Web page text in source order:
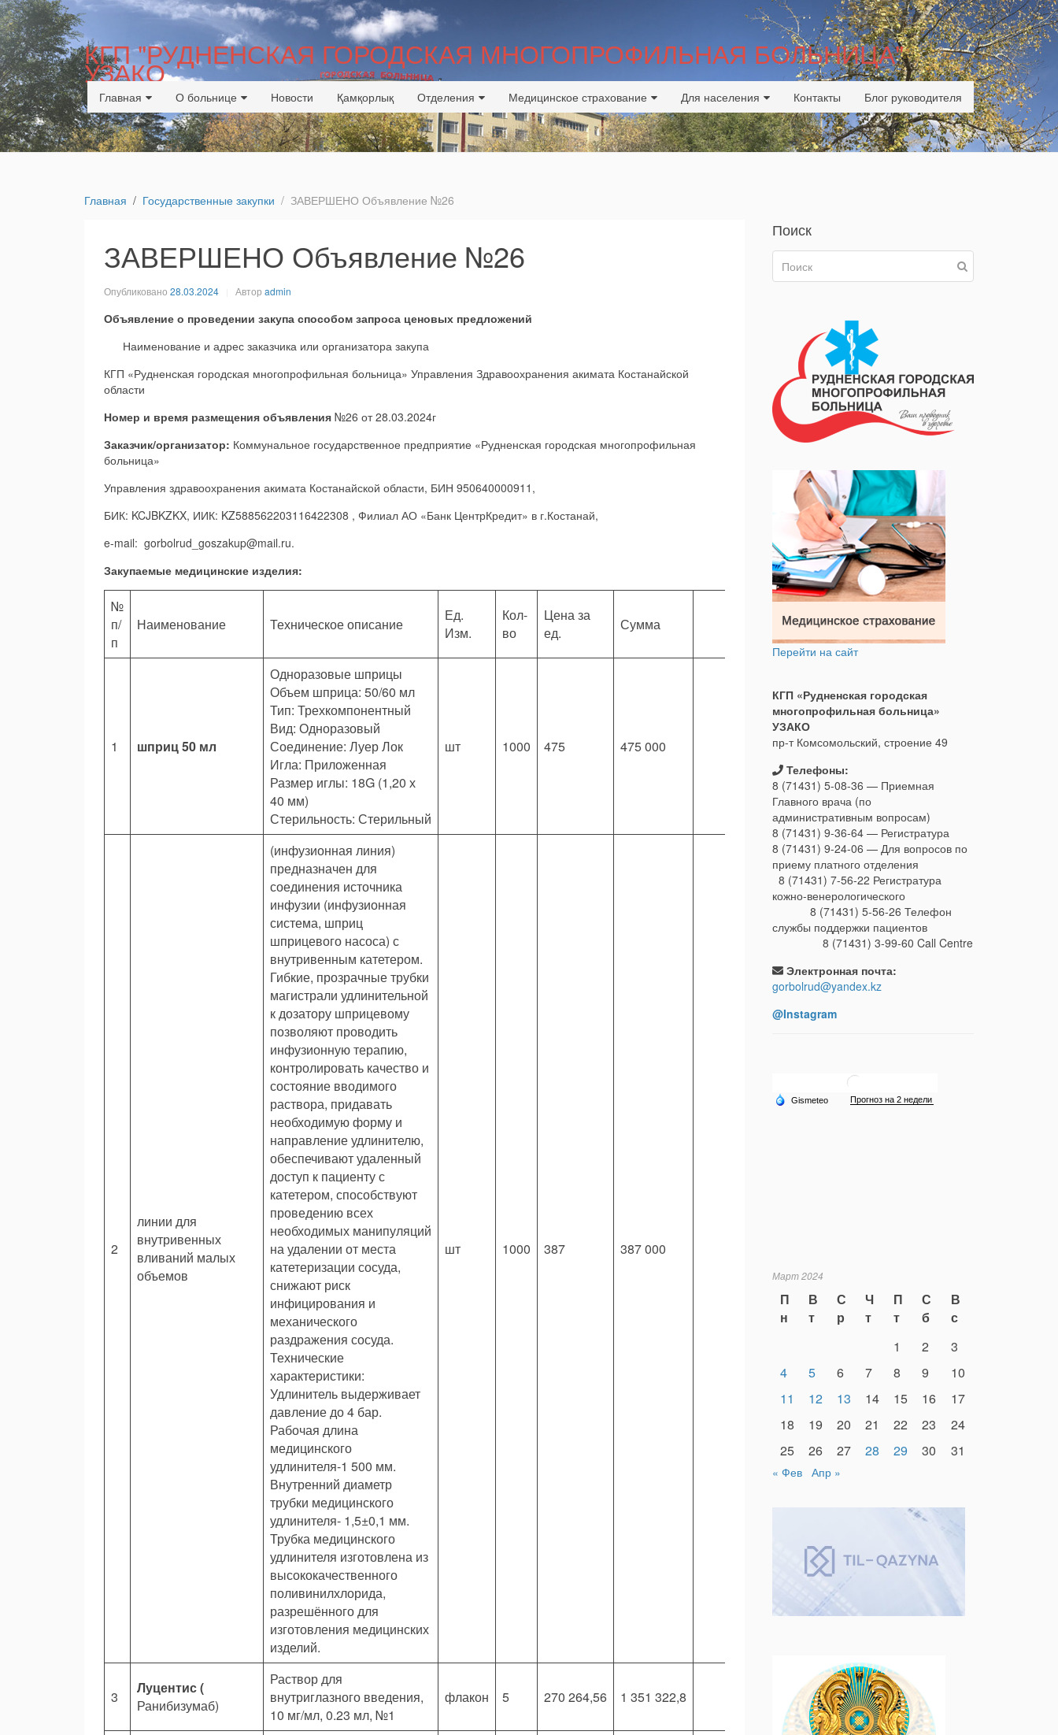
КГП "РУДНЕНСКАЯ ГОРОДСКАЯ МНОГОПРОФИЛЬНАЯ БОЛЬНИЦА"
УЗАКО
Главная О больнице Новости Қамқорлық Отделения Медицинское страхование Для населения Контакты Блог руководителя
Главная Государственные закупки ЗАВЕРШЕНО Объявление №26
ЗАВЕРШЕНО Объявление №26
Опубликовано 28.03.2024 Автор admin
Объявление о проведении закупа способом запроса ценовых предложений
Наименование и адрес заказчика или организатора закупа
КГП «Рудненская городская многопрофильная больница» Управления Здравоохранения акимата Костанайской
области
Номер и время размещения объявления №26 от 28.03.2024г
Заказчик/организатор: Коммунальное государственное предприятие «Рудненская городская многопрофильная
больница»
Управления здравоохранения акимата Костанайской области, БИН 950640000911,
БИК: KCJBKZKX, ИИК: KZ588562203116422308 , Филиал АО «Банк ЦентрКредит» в г.Костанай,
e-mail: gorbolrud_goszakup@mail.ru.
Закупаемые медицинские изделия:
№
п/
п
Наименование Техническое описание
Ед.
Изм.
Кол-
во
Цена за
ед.
Сумма
1 шприц 50 мл
Одноразовые шприцы
Объем шприца: 50/60 мл
Тип: Трехкомпонентный
Вид: Одноразовый
Соединение: Луер Лок
Игла: Приложенная
Размер иглы: 18G (1,20 х
40 мм)
Стерильность: Стерильный
шт 1000 475 475 000
2
линии для
внутривенных
вливаний малых
объемов
(инфузионная линия)
предназначен для
соединения источника
инфузии (инфузионная
система, шприц
шприцевого насоса) с
внутривенным катетером.
Гибкие, прозрачные трубки
магистрали удлинительной
к дозатору шприцевому
позволяют проводить
инфузионную терапию,
контролировать качество и
состояние вводимого
раствора, придавать
необходимую форму и
направление удлинителю,
обеспечивают удаленный
доступ к пациенту с
катетером, способствуют
проведению всех
необходимых манипуляций
на удалении от места
катетеризации сосуда,
снижают риск
инфицирования и
механического
раздражения сосуда.
Технические
характеристики:
Удлинитель выдерживает
давление до 4 бар.
Рабочая длина
медицинского
удлинителя-1 500 мм.
Внутренний диаметр
трубки медицинского
удлинителя- 1,5±0,1 мм.
Трубка медицинского
удлинителя изготовлена из
высококачественного
поливинилхлорида,
разрешённого для
изготовления медицинских
изделий.
шт 1000 387 387 000
3
Луцентис(
Ранибизумаб)
Раствор для
внутриглазного введения,
10 мг/мл, 0.23 мл, №1
флакон 5 270 264,56 1 351 322,8
Поиск
Перейти на сайт
КГП «Рудненская городская
многопрофильная больница»
УЗАКО
пр-т Комсомольский, строение 49
Телефоны:
8 (71431) 5-08-36 — Приемная
Главного врача (по
административным вопросам)
8 (71431) 9-36-64 — Регистратура
8 (71431) 9-24-06 — Для вопросов по
приему платного отделения
8 (71431) 7-56-22 Регистратура
кожно-венерологического
8 (71431) 5-56-26 Телефон
службы поддержки пациентов
8 (71431) 3-99-60 Call Centre
Электронная почта:
gorbolrud@yandex.kz
@Instagram
Март 2024
П
н
В
т
С
р
Ч
т
П
т
С
б
В
с
1
2
3
4
5 6 7 8 9
10
11
12 13 14 15 16
17
18
19 20 21 22 23
24
25
26 27 28 29 30 31
« Фев Апр »